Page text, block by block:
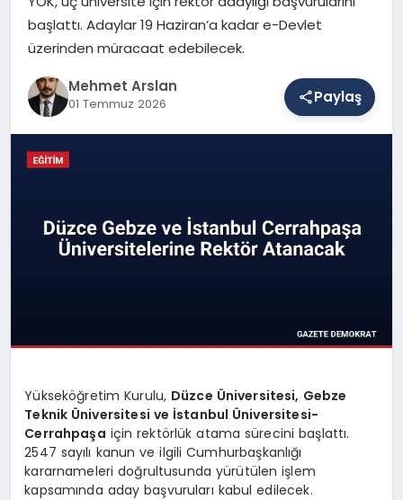
SAĞLIK
EĞITIM
YAŞAM
başlattı. Adaylar 19 Haziran’a kadar e-Devlet
üzerinden müracaat edebilecek.
Mehmet Arslan
01 Temmuz 2026 Paylaş
Yükseköğretim Kurulu, Düzce Üniversitesi, Gebze
Teknik Üniversitesi ve İstanbul Üniversitesi-
Cerrahpaşa için rektörlük atama sürecini başlattı.
2547 sayılı kanun ve ilgili Cumhurbaşkanlığı
kararnameleri doğrultusunda yürütülen işlem
kapsamında aday başvuruları kabul edilecek.